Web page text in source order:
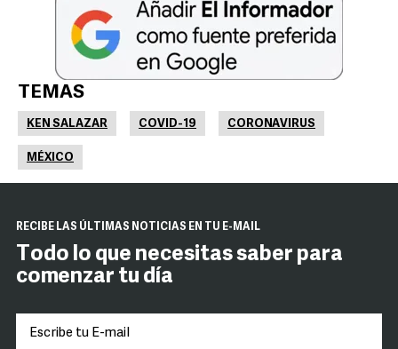
TEMAS
KEN SALAZAR COVID-19 CORONAVIRUS
MÉXICO
RECIBE LAS ÚLTIMAS NOTICIAS EN TU E-MAIL
Todo lo que necesitas saber para
comenzar tu día